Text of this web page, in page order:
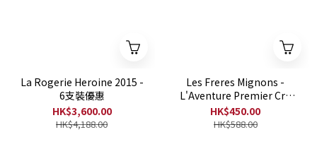
La Rogerie Heroine 2015 -
6支裝優惠
HK$3,600.00
HK$4,188.00
Les Freres Mignons -
L'Aventure Premier Cru
Blanc de Blancs N.V
HK$450.00
HK$588.00